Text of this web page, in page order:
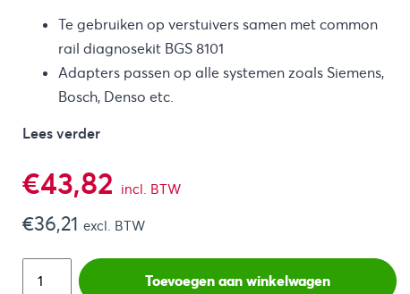
Te gebruiken op verstuivers samen met common
rail diagnosekit BGS 8101
Adapters passen op alle systemen zoals Siemens,
Bosch, Denso etc.
Lees verder
€43,82 incl. BTW
€36,21 excl. BTW
Toevoegen aan winkelwagen